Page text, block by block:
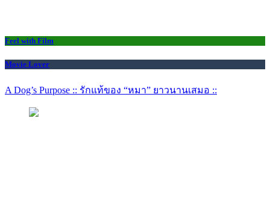
Feel with Film
Movie Lover
A Dog’s Purpose :: รักแท้ของ “หมา” ยาวนานเสมอ ::